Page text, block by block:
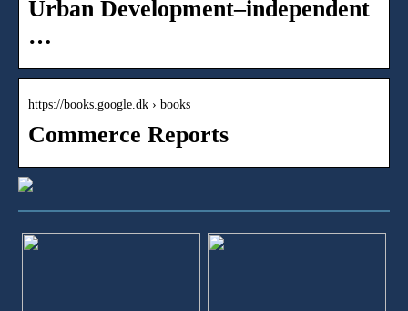
Urban Development–independent
…
https://books.google.dk › books
Commerce Reports